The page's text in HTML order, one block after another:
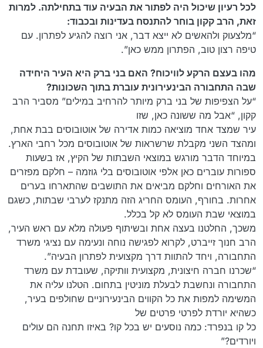
לכל רעיון שיכול היה לפתור את הבעיה עוד בתחילתה. למרות
זאת, הרב קקון בוחר להתנסח בעדינות ובכבוד:
“מלצעוק ולהאשים לא ייצא דבר, אני רוצה להגיע לפתרון. עם
טיפה רצון טוב, הפתרון ממש כאן”.
מהו בעצם הרקע לוויכוח? האם בני ברק היא העיר היחידה
שבה התחבורה הבינעירונית עוברת בתוך השכונות?
“על הצפיפות של בני ברק מיותר להרחיב במילים” מסביר הרב
קקון, “אבל מה ששונה כאן, שזו
עיר שמצד אחד מוציאה כמות אדירה של אוטובוסים בבת אחת,
ומהצד השני מקבלת שרשראות של אוטובוסים מכל רחבי הארץ.
במיוחד הדבר מורגש במוצאי השבתות של הקיץ, אז בשעות
ספורות עוברים כאן אלפי אוטובוסים בלי גוזמה – חלקם מפזרים
את האורחים וחלקם מביאים את התושבים שהתארחו בערים
אחרות. בחורף, העומס החריג הזה מתנקז לערבי שבתות, כשגם
במוצאי שבת העומס לא קל בכלל.
משכך, החלטנו בעצה אחת ובשיתוף פעולה מלא עם ראש העיר,
הרב חנוך זייברט, לקרוא לפגישה נוחה ונעימה עם נציגי משרד
התחבורה, ויחד להתוות דרך מקצועית לפתרון הבעיה”.
“שכרנו חברה חיצונית, מקצועית וותיקה, שעובדת עם משרד
התחבורה ונחשבת לבעלת מוניטין בתחום. הטלנו עליה את
המשימה למפות את כל הקווים הבינעירוניים שחולפים בעיר,
כשהיא יורדת לפרטי פרטים של
כל קו בנפרד: כמה נוסעים יש בכל קו? באיזו תחנה הם עולים
ויורדים?”